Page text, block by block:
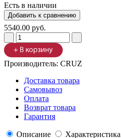
Есть в наличии
5540.00 руб.
Производитель: CRUZ
Доставка товара
Самовывоз
Оплата
Возврат товара
Гарантия
Описание Характеристика